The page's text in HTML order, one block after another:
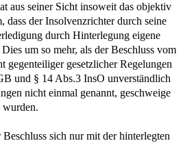
aus seiner Sicht insoweit das objektiv
dass der Insolvenzrichter durch seine
durch Hinterlegung eigene
um so mehr, als der Beschluss vom
gegenteiliger gesetzlicher Regelungen
und § 14 Abs.3 InsO unverständlich
nicht einmal genannt, geschweige
sich nur mit der hinterlegten